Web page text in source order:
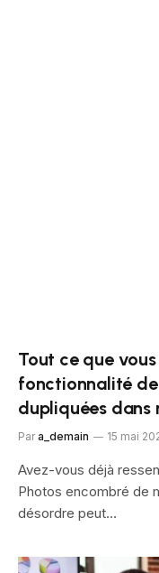
Tout ce que
fonctionnalité
dupliquées dans
Par a_demain 15 mai
Avez-vous déjà
Photos encombré de
désordre peut…